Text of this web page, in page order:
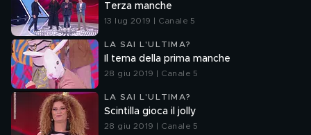
Terza manche
13 lug 2019 | Canale 5
LA SAI L'ULTIMA?
Il tema della prima manche
28 giu 2019 | Canale 5
LA SAI L'ULTIMA?
Scintilla gioca il jolly
28 giu 2019 | Canale 5